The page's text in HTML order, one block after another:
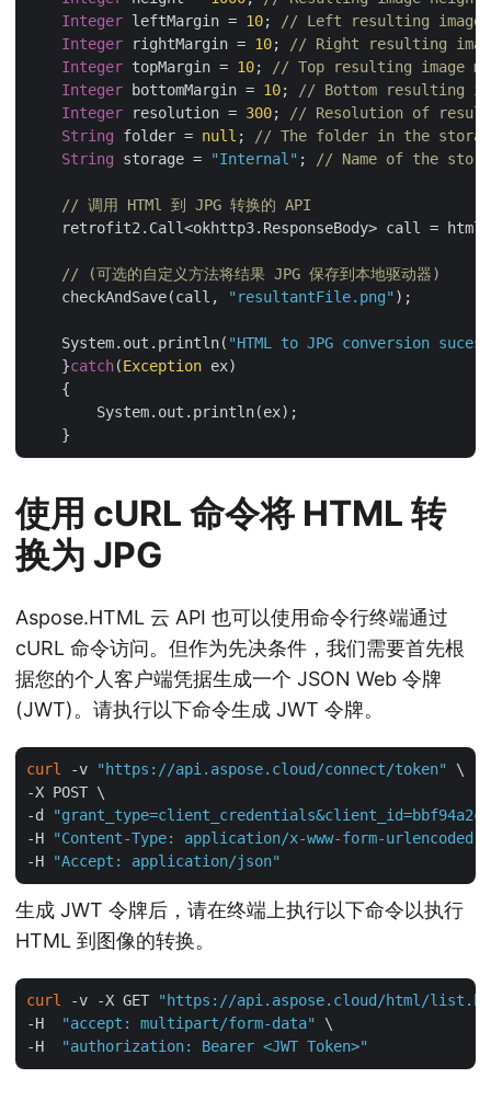
Integer leftMargin = 10;
// Left resulting image
Integer rightMargin = 10;
// Right resulting
Integer topMargin = 10;
// Top resulting image
Integer bottomMargin = 10;
// Bottom resulting
Integer resolution = 300;
// Resolution of
String folder = null ;
// The folder in the
String storage = "Internal" ; // Name of the
// 调用 HTMl 到 JPG 转换的 API
retrofit2.Call<okhttp3.ResponseBody> call =
// (可选的自定义方法将结果 JPG 保存到本地驱动器)
    checkAndSave(call,
"resultantFile.png" );
    System.out.println(
"HTML to JPG conversion
    }
catch(Exception ex)
    {
        System.out.println(ex);
使用 cURL 命令将 HTML 转
换为 JPG
Aspose.HTML 云 API 也可以使用命令行终端通过
cURL 命令访问。但作为先决条件，我们需要首先根
据您的个人客户端凭据生成一个 JSON Web 令牌
(JWT)。请执行以下命令生成 JWT 令牌。
curl -v "https://api.aspose.cloud/connect/token"
\
-X POST \
-d
"grant_type=client_credentials&client_id=bbf94a2c-
-H
"Content-Type: application/x-www-form-urlencoded"
-H
"Accept: application/json"
生成 JWT 令牌后，请在终端上执行以下命令以执行
HTML 到图像的转换。
curl -v -X GET
"https://api.aspose.cloud/html/
-H
"accept: multipart/form-data"
\
-H
"authorization: Bearer <JWT Token>"